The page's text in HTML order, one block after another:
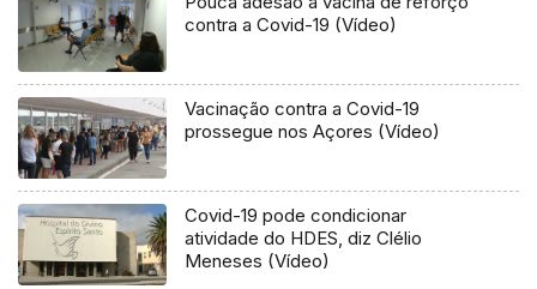
contra a Covid-19 (Vídeo)
Vacinação contra a Covid-19
prossegue nos Açores (Vídeo)
Covid-19 pode condicionar
atividade do HDES, diz Clélio
Meneses (Vídeo)